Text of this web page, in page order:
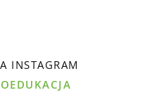
INSTAGRAM